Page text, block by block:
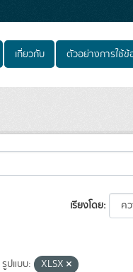
เกี่ยวกับ ตัวอย่างการใช้ข้
เรียงโดย
รูปแบบ: XLSX